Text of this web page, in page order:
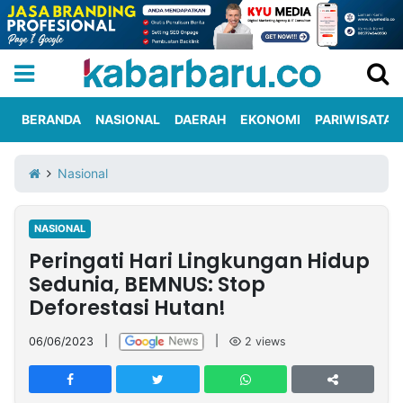
Iklan
Berita
Kami
Nasional
International
Olahraga
Entertainment
Daerah
Pariwisata
Kuliner
Kolom
Network
PT
TREETAN
BERANDA NASIONAL DAERAH EKONOMI PARIWISATA
Nasional
NASIONAL
Peringati Hari Lingkungan Hidup
Sedunia, BEMNUS: Stop
Deforestasi Hutan!
06/06/2023 2 views